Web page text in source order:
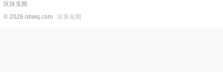
区块见闻
© 2026 obwq.com
区块见闻